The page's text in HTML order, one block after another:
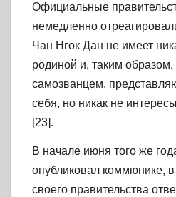
Официальные
немедленно
Чан Нгок Дан не имеет
родиной и, таким образом,
самозванцем,
себя, но никак не
[23].
В начале июня того же
опубликовал коммюнике,
своего правительства